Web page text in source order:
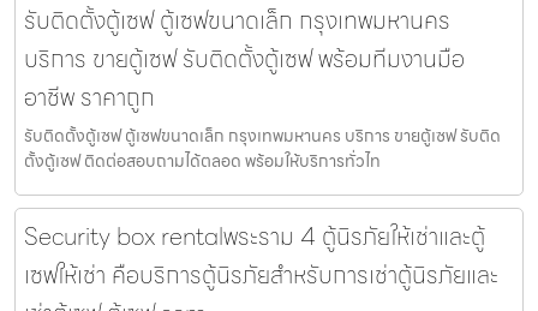
รับติดตั้งตู้เซฟ ตู้เซฟขนาดเล็ก กรุงเทพมหานคร
บริการ ขายตู้เซฟ รับติดตั้งตู้เซฟ พร้อมทีมงานมือ
อาชีพ ราคาถูก
รับติดตั้งตู้เซฟ ตู้เซฟขนาดเล็ก กรุงเทพมหานคร บริการ ขายตู้เซฟ รับติด
ตั้งตู้เซฟ ติดต่อสอบถามได้ตลอด พร้อมให้บริการทั่วไท
Security box rentalพระราม 4 ตู้นิรภัยให้เช่าและตู้
เซฟให้เช่า คือบริการตู้นิรภัยสำหรับการเช่าตู้นิรภัยและ